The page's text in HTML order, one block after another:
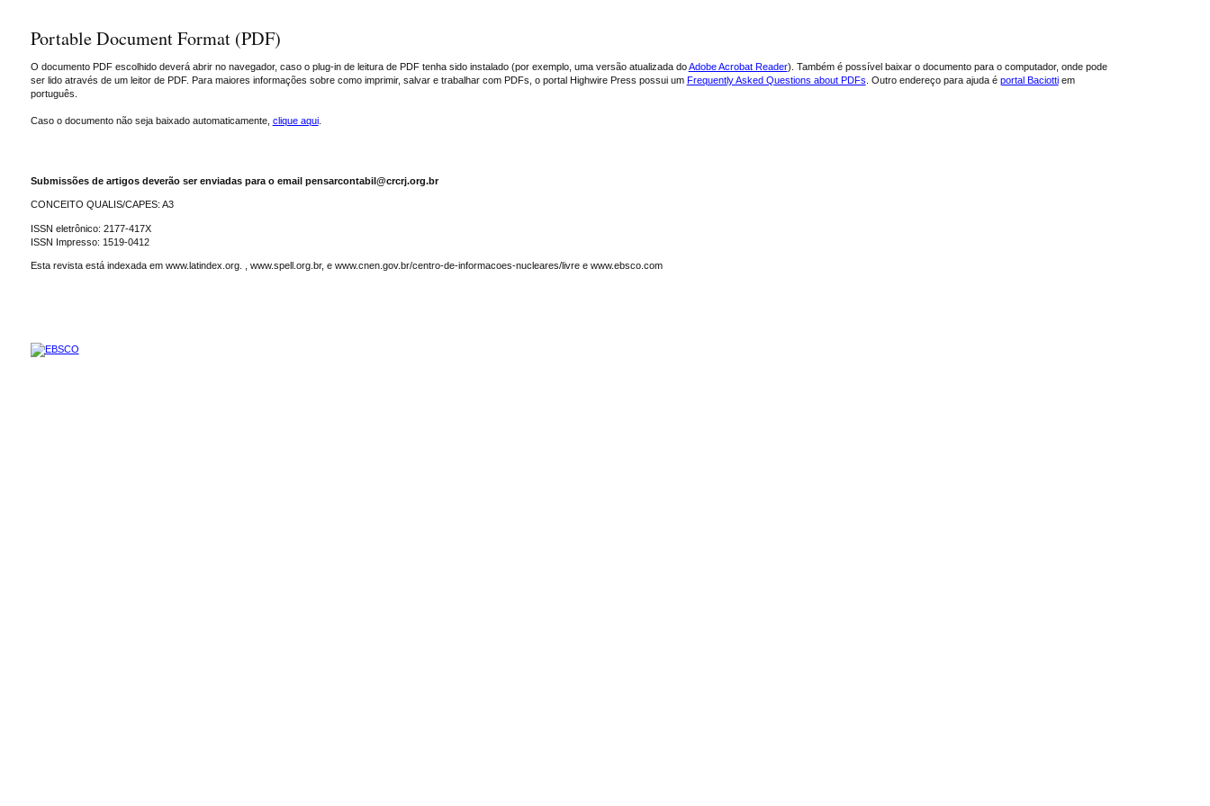
Portable Document Format (PDF)
O documento PDF escolhido deverá abrir no navegador, caso o plug-in de leitura de PDF tenha sido instalado (por exemplo, uma versão atualizada doAdobe Acrobat Reader). Também é possível baixar o documento para o computador, onde pode
ser lido através de um leitor de PDF. Para maiores informações sobre como imprimir, salvar e trabalhar com PDFs, o portal Highwire Press possui um Frequently Asked Questions about PDFs . Outro endereço para ajuda é portal Baciottiem
português.
Caso o documento não seja baixado automaticamente, clique aqui.
Submissões de artigos deverão ser enviadas para o email pensarcontabil@crcrj.org.br
CONCEITO QUALIS/CAPES: A3
ISSN eletrônico: 2177-417X
ISSN Impresso: 1519-0412
Esta revista está indexada em www.latindex.org. , www.spell.org.br, e www.cnen.gov.br/centro-de-informacoes-nucleares/livre e www.ebsco.com